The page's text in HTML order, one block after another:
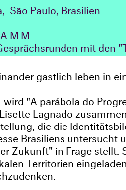
São Paulo, Brasilien
mit den
gastlich leben in
wird "A parábola do
Lagnado
die die
Brasiliens untersucht
Zukunft" in Frage stellt.
Territorien